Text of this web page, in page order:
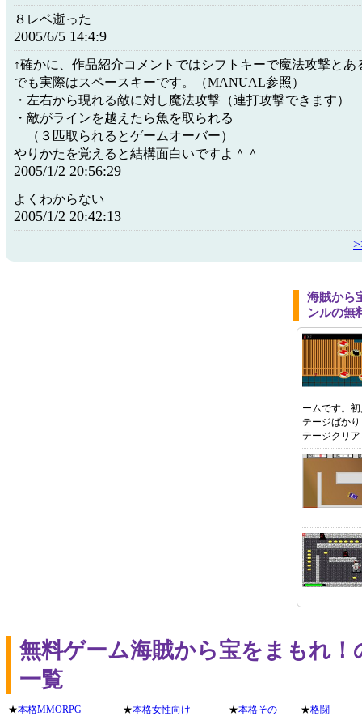
８レベ逝った
2005/6/5 14:4:9
↑確かに、作品紹介コメントではシフトキーで魔法攻撃とあ
でも実際はスペースキーです。（MANUAL参照）
・左右から現れる敵に対し魔法攻撃（連打攻撃できます）
・敵がラインを越えたら魚を取られる
（３匹取られるとゲームオーバー）
やりかたを覚えると結構面白いですよ＾＾
2005/1/2 20:56:29
よくわからない
2005/1/2 20:42:13
海賊から
ンルの無
ームです。
テージばか
テージクリ
無料ゲーム海賊から宝をまもれ
一覧
★本格MMORPG ★本格女性向け ★本格その
★格闘